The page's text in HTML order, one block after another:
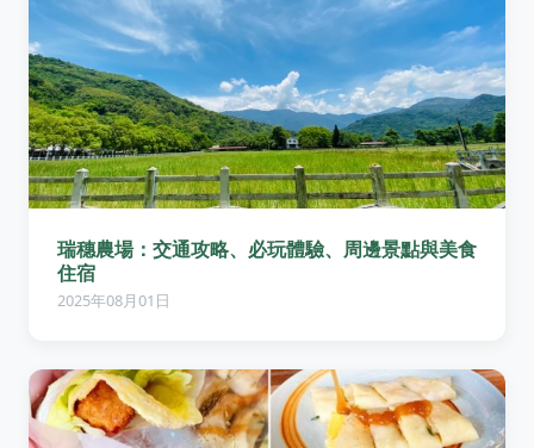
瑞穗農場：交通攻略、必玩體驗、周邊景點與美食
住宿
2025年08月01日